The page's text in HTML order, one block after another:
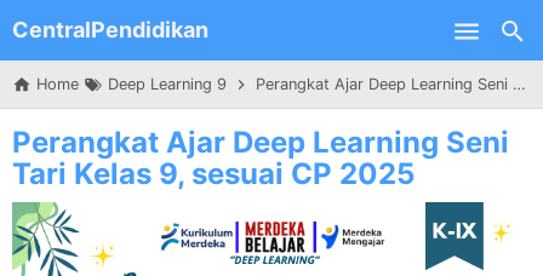
Skip to main content
CentralPendidikan
Home Deep Learning 9 Perangkat Ajar Deep Learning Seni Tari Kelas 9, sesuai CP 2025
Perangkat Ajar Deep Learning Seni
Tari Kelas 9, sesuai CP 2025